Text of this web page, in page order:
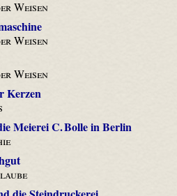
Weisen
Weisen
Weisen
Kerzen
Meierei C. Bolle in Berlin